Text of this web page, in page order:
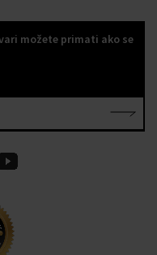
možete primati ako se